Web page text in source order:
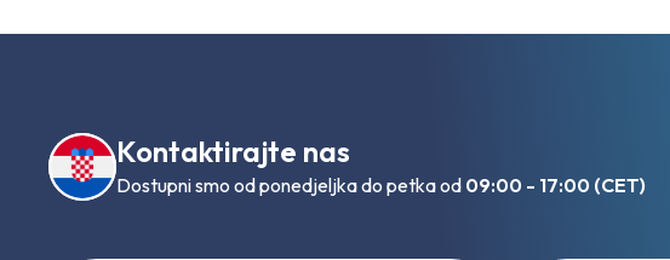
Kontaktirajte nas
Dostupni smo od ponedjeljka do petka od 09:00 - 17:00 (CET)